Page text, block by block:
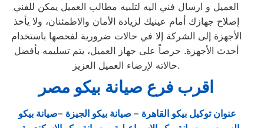
العميل و ارسال فني اليه لتلبيه مطالب العميل يمكن للفني
إصلاح جهازك أمام عينيك لزيادة الأمان والاطمئنان، ولا يأخذ
الأجهزة إلى الشركة إلا في حالات ضرورية لفحصها باستخدام
أحدث الأجهزة. حرصاً على جهاز العميل، يتم تسليمه بأفضل
حالاته لإرضاء العميل العزيز.
اقرب فرع صيانة بيكو مصر
عنوان توكيل بيكو القاهرة – صيانة بيكو الجيزة –صيانة بيكو